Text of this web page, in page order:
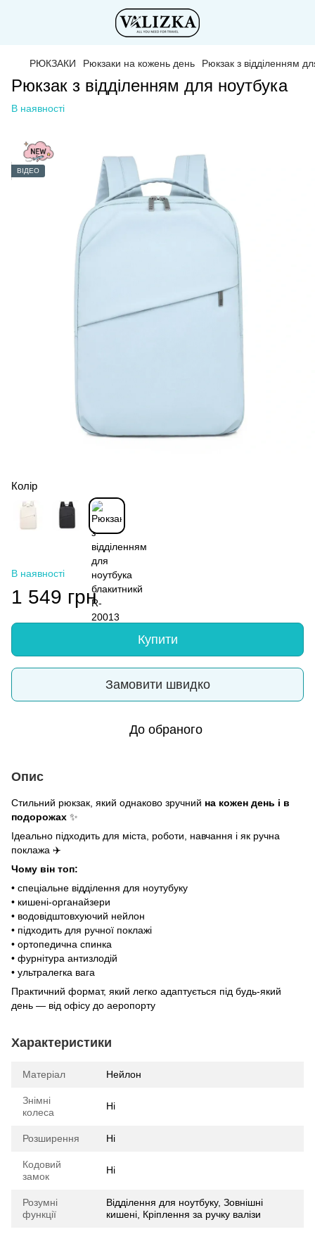
РЮКЗАКИ Рюкзаки на кожень день Рюкзак з відділенням
Рюкзак з відділенням для ноутбука
В наявності
ВІДЕО
Колір
В наявності
1 549 грн
Купити
Замовити швидко
До обраного
Опис
Стильний рюкзак, який однаково зручний на кожен день і в
подорожах ✨
Ідеально підходить для міста, роботи, навчання і як ручна
поклажа ✈️
Чому він топ:
• спеціальне відділення для ноутубуку
• кишені-органайзери
• водовідштовхуючий нейлон
• підходить для ручної поклажі
• ортопедична спинка
• фурнітура антизлодій
• ультралегка вага
Практичний формат, який легко адаптується під будь-який
день — від офісу до аеропорту
Характеристики
Матеріал Нейлон
Знімні
колеса
Ні
Розширення Ні
Кодовий
замок
Ні
Розумні
функції
Відділення для ноутбуку, Зовнішні
кишені, Кріплення за ручку валізи